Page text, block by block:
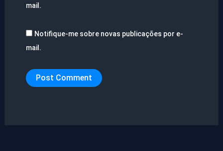
mail.
Notifique-me sobre novas publicações por e-
mail.